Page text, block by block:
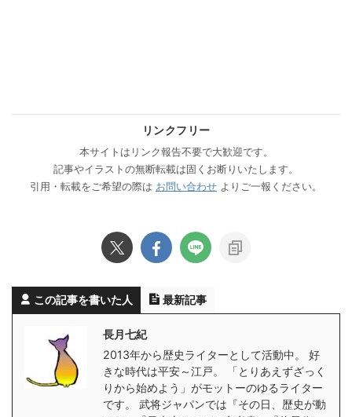
リンクフリー
本サイトはリンク報告不要で大歓迎です。
記事やイラストの無断転載は固くお断りいたします。
引用・転載をご希望の際は お問い合わせ よりご一報ください。
この記事を書いた人 最新記事
長月七紀
2013年から歴史ライターとして活動中。 好
きな時代は平安～江戸。 「とりあえずざっく
りから始めよう」がモットーのゆるライター
です。 武将ジャパンでは『その日、歴史が動